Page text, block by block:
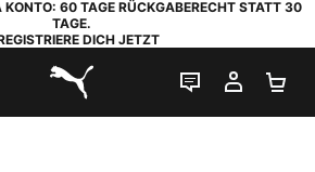
60 TAGE RÜCKGABERECHT STATT 30
TAGE.
DICH JETZT
PUMA.com
LIVE-CHAT
MEIN